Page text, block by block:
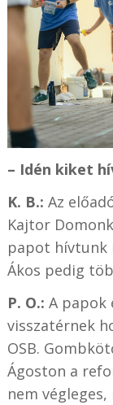
– Idén kiket
K. B.: Az
Kajtor
papot hívtunk
Ákos pedig
P. O.: A papok
visszatérnek
OSB.
Ágoston a
nem